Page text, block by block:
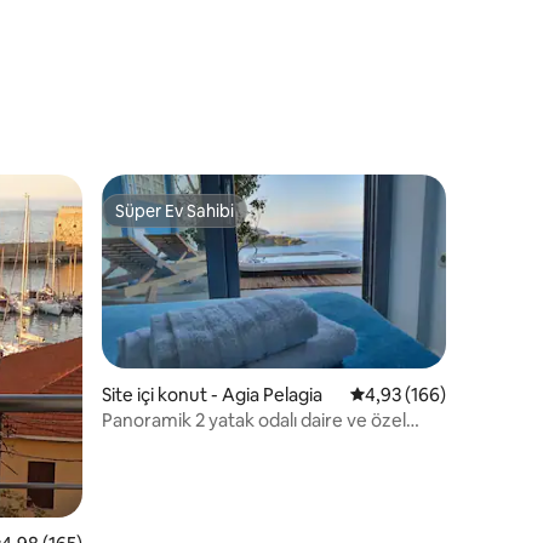
arasındaSüper Ev Sahibi
Süper Ev Sahibi
Site içi konut - Agia Pelagia 5 üzerinden ortalama
4,93 (166)
Panoramik 2 yatak odalı daire ve özel